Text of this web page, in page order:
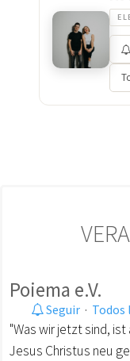
Poiema e.V.
Seguir · Todos
"Was wir jetzt sind,
Jesus Christus neu